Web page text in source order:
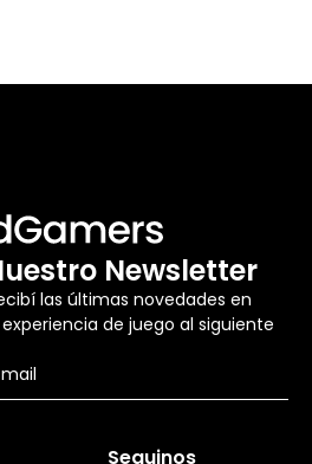
Newsletter
las últimas novedades en
de juego al siguiente
Seguinos